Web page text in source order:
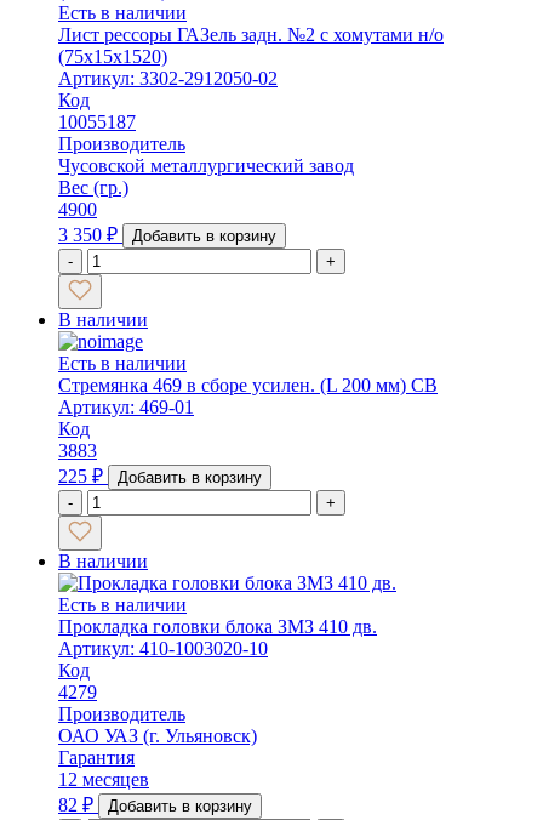
Есть в наличии
Лист рессоры ГАЗель задн. №2 с хомутами н/о
(75х15х1520)
Артикул: 3302-2912050-02
Код
10055187
Производитель
Чусовской металлургический завод
Вес (гр.)
4900
3 350 ₽
Добавить в корзину
-
+
В наличии
Есть в наличии
Стремянка 469 в сборе усилен. (L 200 мм) СВ
Артикул: 469-01
Код
3883
225 ₽
Добавить в корзину
-
+
В наличии
Есть в наличии
Прокладка головки блока ЗМЗ 410 дв.
Артикул: 410-1003020-10
Код
4279
Производитель
ОАО УАЗ (г. Ульяновск)
Гарантия
12 месяцев
82 ₽
Добавить в корзину